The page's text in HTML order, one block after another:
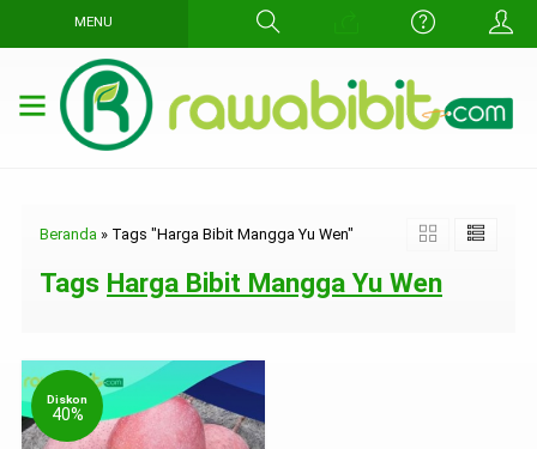
MENU
Beranda » Tags "Harga Bibit Mangga Yu Wen"
Tags Harga Bibit Mangga Yu Wen
Diskon
40%